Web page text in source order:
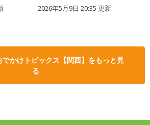
2026年5月9日 20:35 更新
でかけトピックス【関西】をもっと見
る